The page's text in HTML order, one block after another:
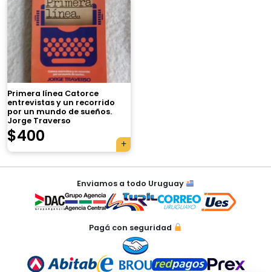
Primera línea Catorce
entrevistas y un recorrido
por un mundo de sueños.
Jorge Traverso
$400
Enviamos a todo Uruguay
Pagá con seguridad
Tu carrito está vacío.
automáticamente.